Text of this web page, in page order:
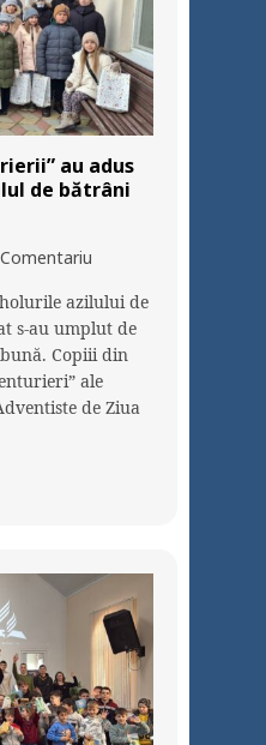
au adus
de bătrâni
azilului de
s-au umplut de
Copiii din
ale
de Ziua